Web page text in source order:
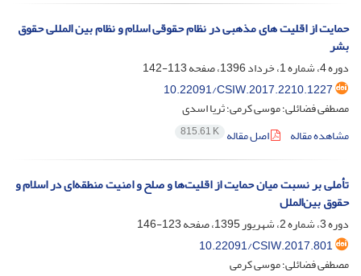
حمایت از اقلیت های مذهبی در نظام حقوقی اسلام و نظام بین المللی حقوق
بشر
دوره 4، شماره 1، خرداد 1396، صفحه
113-142
10.22091/CSIW.2017.2210.1227
مصطفی فضائلی؛ موسی کرمی؛ ثریا اسدی
مشاهده مقاله
اصل مقاله 815.61 K
تأملی بر نسبت میان حمایت از اقلیت‌ها و صلح و امنیت منطقه‌ای در اسلام و
حقوق بین‌الملل
دوره 3، شماره 2، شهریور 1395، صفحه
123-146
10.22091/CSIW.2017.801
مصطفی فضائلی؛ موسی کرمی